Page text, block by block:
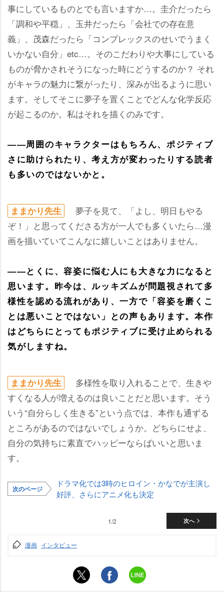
事にしているものとでも言いますか…。圭介だったら
「調和や平穏」、玉井だったら「会社での存在意
義」、茂森だったら「コンプレックスのせいでうまく
いかない自分」etc…。そのこだわりや大事にしている
ものが脅かされそうになった時にどうするのか？ それ
がキャラの魅力に繋がったり、深みが出るように思い
ます。そしてそこに夢子を置くことでどんな化学反応
が起こるのか。私はそれを描くのみです。
――周囲のキャラクターはもちろん、ポジティブ
さに助けられたり、考え方が変わったりする読者
も多いのではないかと。
ままかり先生
夢子を見て、「よし、明日もやる
ぞ！」と思ってくださる方が一人でも多くいたら…漫
画を描いていてこんなに嬉しいことはありません。
――とくに、容姿に悩む人にも大きな力になると
思います。昨今は、ルッキズムが問題視されて多
様性を認める流れがあり、一方で「容姿を磨くこ
とは悪いことではない」との声もあります。本作
はどちらにとってもポジティブに受け止められる
気がしますね。
ままかり先生
多様性を取り入れることで、生き
すくなる人が増えるのは良いことだと思います。そう
いう“自分らしく生きる”という点では、本作も通ずる
ところがあるのではないでしょうか。どちらにせよ、
自分の気持ちに素直でハッピーならばいいと思いま
す。
次のページ
ドラマ化では3時のヒロイン・かなでが主演し
好評、さらにアニメ化も決定
次へ
1/2
漫画 インタビュー